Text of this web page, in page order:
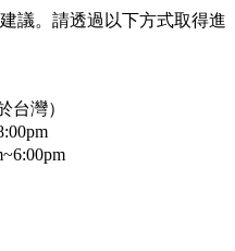
議。請透過以下方式取得進
台灣）